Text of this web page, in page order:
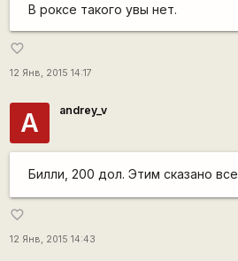
В роксе такого увы нет.
favorite_border
12 Янв, 2015 14:17
A andrey_v
Билли, 200 дол. Этим сказано все
favorite_border
12 Янв, 2015 14:43